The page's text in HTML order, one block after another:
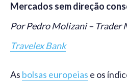
Mercados sem direção
Por Pedro Molizani – Trader
Travelex Bank
As bolsas europeias e os